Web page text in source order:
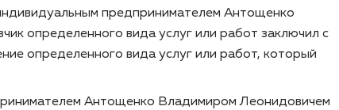
предпринимателем Антощенко
определенного вида услуг или работ заключил с
определенного вида услуг или работ, который
Антощенко Владимиром Леонидовичем